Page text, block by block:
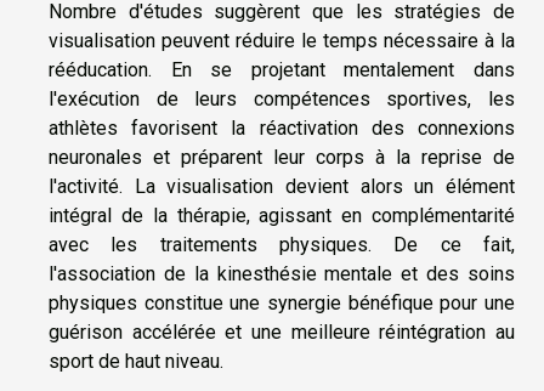
Nombre d'études suggèrent que les stratégies de
visualisation peuvent réduire le temps nécessaire à la
rééducation. En se projetant mentalement dans
l'exécution de leurs compétences sportives, les
athlètes favorisent la réactivation des connexions
neuronales et préparent leur corps à la reprise de
l'activité. La visualisation devient alors un élément
intégral de la thérapie, agissant en complémentarité
avec les traitements physiques. De ce fait,
l'association de la kinesthésie mentale et des soins
physiques constitue une synergie bénéfique pour une
guérison accélérée et une meilleure réintégration au
sport de haut niveau.